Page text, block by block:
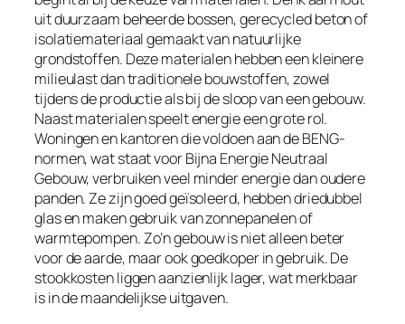
uit duurzaam beheerde bossen, gerecycled beton of
isolatiemateriaal gemaakt van natuurlijke
grondstoffen. Deze materialen hebben een kleinere
milieulast dan traditionele bouwstoffen, zowel
tijdens de productie als bij de sloop van een gebouw.
Naast materialen speelt energie een grote rol.
Woningen en kantoren die voldoen aan de BENG-
normen, wat staat voor Bijna Energie Neutraal
Gebouw, verbruiken veel minder energie dan oudere
panden. Ze zijn goed geïsoleerd, hebben driedubbel
glas en maken gebruik van zonnepanelen of
warmtepompen. Zo’n gebouw is niet alleen beter
voor de aarde, maar ook goedkoper in gebruik. De
stookkosten liggen aanzienlijk lager, wat merkbaar
is in de maandelijkse uitgaven.